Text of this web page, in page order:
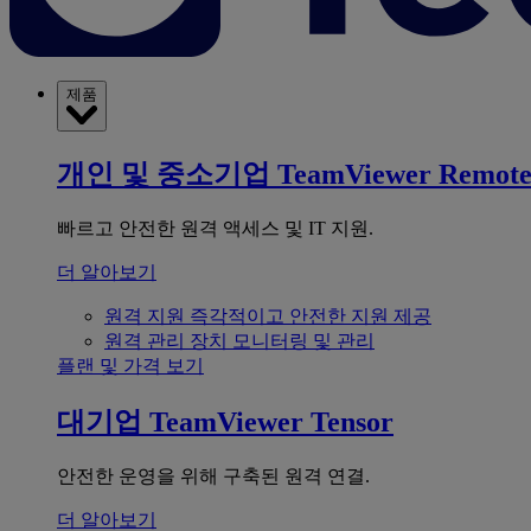
제품
개인 및 중소기업 TeamViewer Remote
빠르고 안전한 원격 액세스 및 IT 지원.
더 알아보기
원격 지원 즉각적이고 안전한 지원 제공
원격 관리 장치 모니터링 및 관리
플랜 및 가격 보기
대기업 TeamViewer Tensor
안전한 운영을 위해 구축된 원격 연결.
더 알아보기